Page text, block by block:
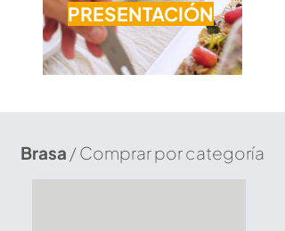
PRESENTACIÓN
Brasa / Comprar por categoría